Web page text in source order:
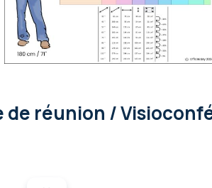
de réunion /